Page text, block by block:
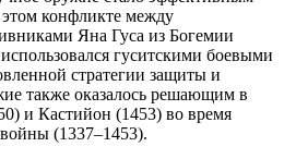
конфликте между
Яна Гуса из Богемии
гуситскими боевыми
стратегии защиты и
также оказалось решающим в
и Кастийон (1453) во время
(1337–1453).